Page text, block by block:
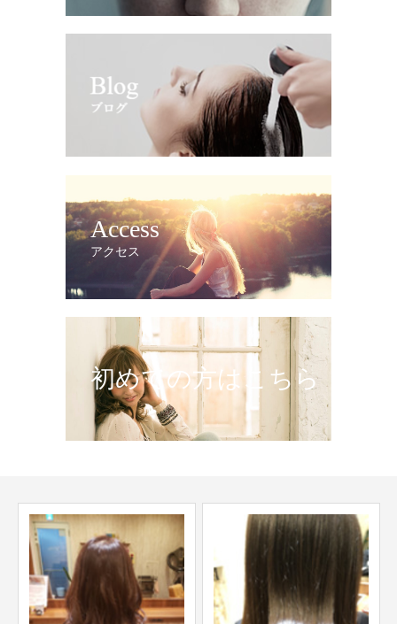
Access
アクセス
初めての方はこちら